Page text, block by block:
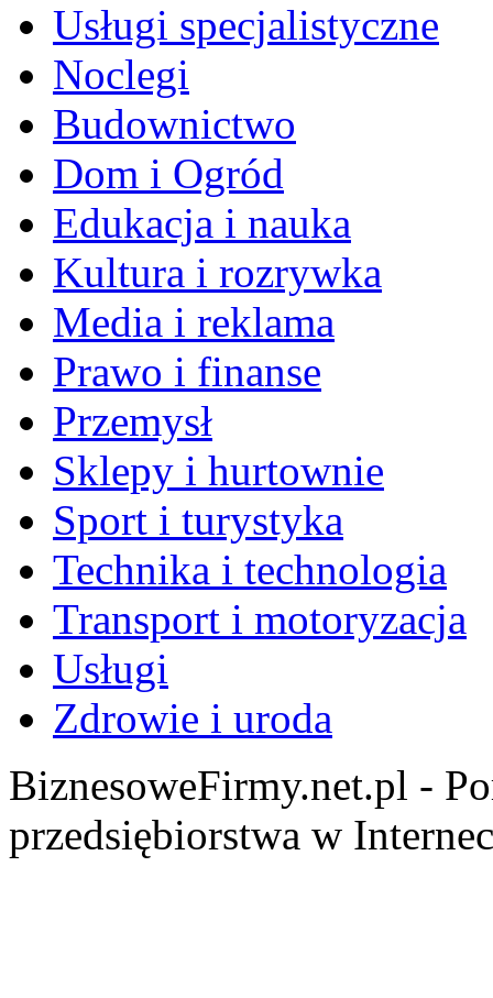
Usługi specjalistyczne
Noclegi
Budownictwo
Dom i Ogród
Edukacja i nauka
Kultura i rozrywka
Media i reklama
Prawo i finanse
Przemysł
Sklepy i hurtownie
Sport i turystyka
Technika i technologia
Transport i motoryzacja
Usługi
Zdrowie i uroda
BiznesoweFirmy.net.pl -
przedsiębiorstwa w